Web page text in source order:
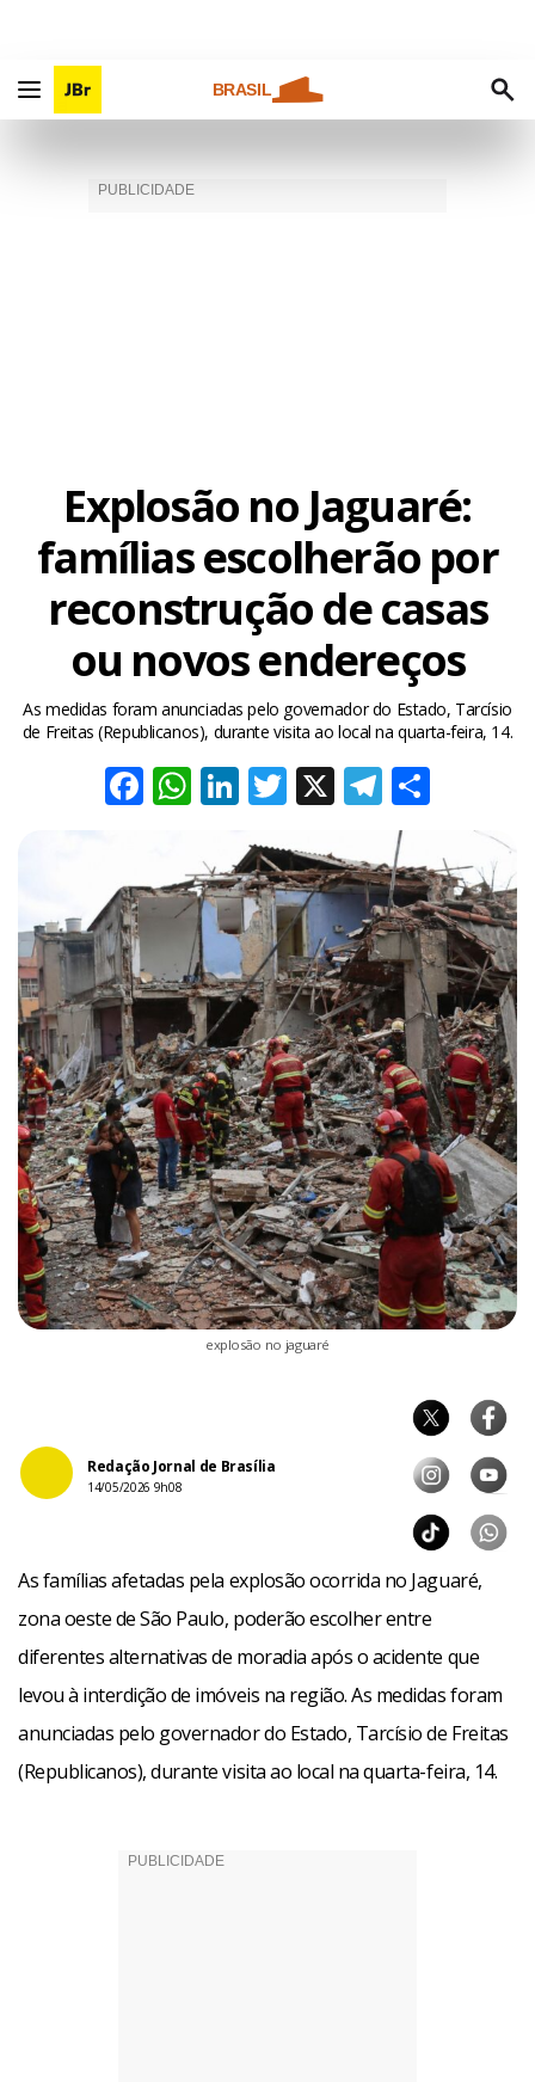
BRASIL
Explosão no Jaguaré:
famílias escolherão por
reconstrução de casas
ou novos endereços
As medidas foram anunciadas pelo governador do Estado, Tarcísio
de Freitas (Republicanos), durante visita ao local na quarta-feira, 14.
Facebook
WhatsApp
LinkedIn
Twitter
X
explosão no jaguaré
Redação Jornal de Brasília
14/05/2026 9h08
As famílias afetadas pela explosão ocorrida no Jaguaré,
zona oeste de São Paulo, poderão escolher entre
diferentes alternativas de moradia após o acidente que
levou à interdição de imóveis na região. As medidas foram
anunciadas pelo governador do Estado, Tarcísio de Freitas
(Republicanos), durante visita ao local na quarta-feira, 14.